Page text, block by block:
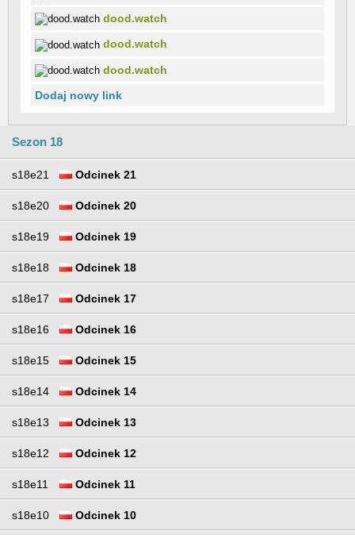
dood.watch
dood.watch
dood.watch
Dodaj nowy link
Sezon 18
s18e21 Odcinek 21
s18e20 Odcinek 20
s18e19 Odcinek 19
s18e18 Odcinek 18
s18e17 Odcinek 17
s18e16 Odcinek 16
s18e15 Odcinek 15
s18e14 Odcinek 14
s18e13 Odcinek 13
s18e12 Odcinek 12
s18e11 Odcinek 11
s18e10 Odcinek 10